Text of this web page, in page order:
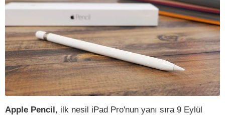
Apple Pencil, ilk nesil iPad Pro'nun yanı sıra 9 Eylül